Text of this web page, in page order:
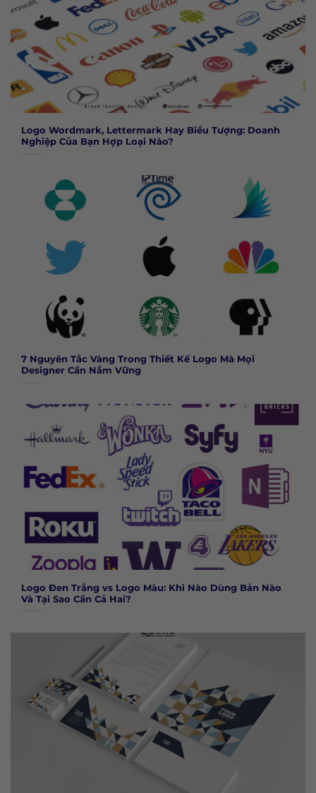
Logo Wordmark, Lettermark Hay Biểu Tượng: Doanh
Nghiệp Của Bạn Hợp Loại Nào?
7 Nguyên Tắc Vàng Trong Thiết Kế Logo Mà Mọi
Designer Cần Nắm Vững
Logo Đen Trắng vs Logo Màu: Khi Nào Dùng Bản Nào
Và Tại Sao Cần Cả Hai?